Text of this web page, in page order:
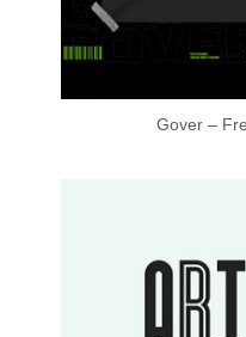
Gover –